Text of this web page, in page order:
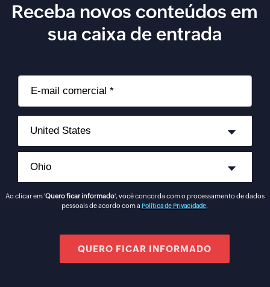
Receba novos conteúdos em
sua caixa de entrada
Ao clicar em 'Quero ficar informado', você concorda com o processamento de dados
pessoais de acordo com aPolítica de Privacidade